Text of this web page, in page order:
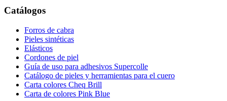
Catálogos
Forros de cabra
Pieles sintéticas
Elásticos
Cordones de piel
Guía de uso para adhesivos Supercolle
Catálogo de pieles y herramientas para el cuero
Carta colores Cheq Brill
Carta de colores Pink Blue